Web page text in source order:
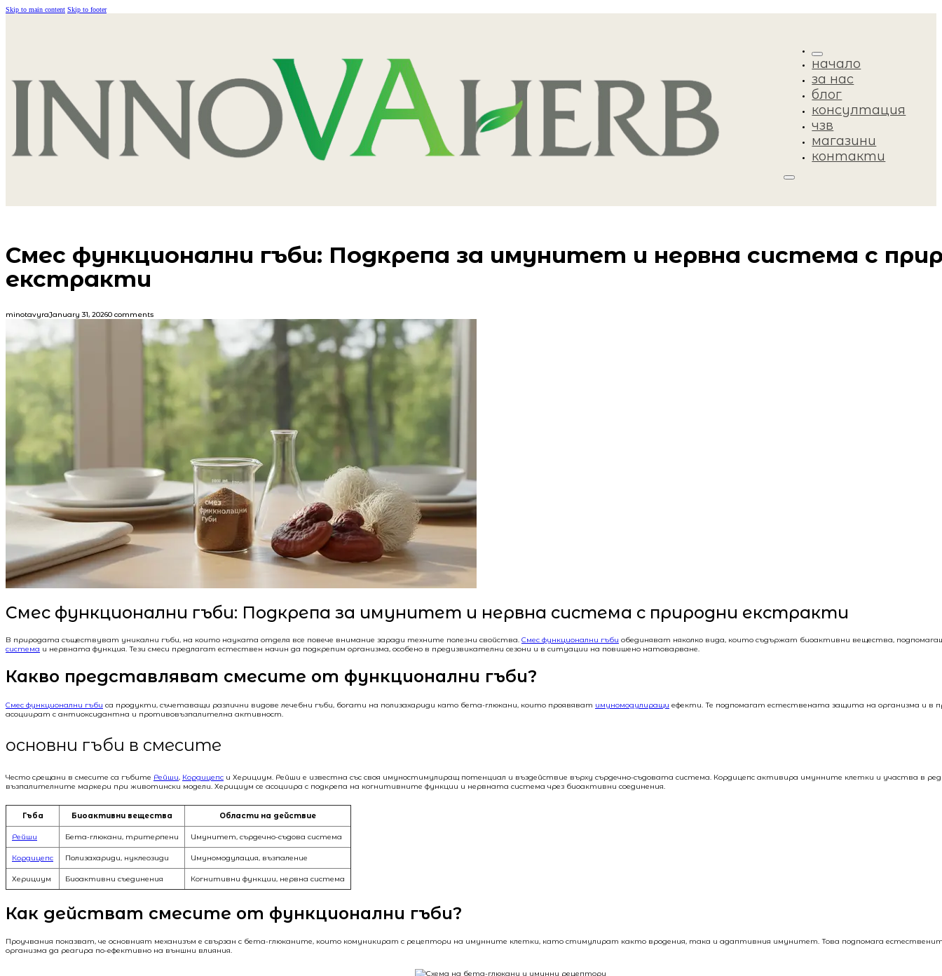
Skip to main content Skip to footer
начало
за нас
блог
консултация
чзв
магазини
контакти
Смес функционални гъби: Подкрепа за имунитет и нервна система с
екстракти
minotavyraJanuary 31, 20260 comments
Смес функционални гъби: Подкрепа за имунитет и нервна система с природни екстракти
В природата съществуват уникални гъби, на които науката отделя все повече внимание заради техните полезни свойства. Смес функционални гъби обединяват няколко вида, които съдържат биоактивни вещества,
система и нервната функция. Тези смеси предлагат естествен начин да подкрепим организма, особено в предизвикателни сезони и в ситуации на повишено натоварване.
Какво представляват смесите от функционални гъби?
Смес функционални гъби са продукти, съчетаващи различни видове лечебни гъби, богати на полизахариди като бета-глюкани, които проявяват имуномодулиращи ефекти. Те подпомагат естествената защита на организма и в
асоциират с антиоксидантна и противовъзпалителна активност.
основни гъби в смесите
Често срещани в смесите са гъбите Рейши, Кордицепс и Херициум. Рейши е известна със своя имуностимулиращ потенциал и въздействие върху сърдечно-съдовата система. Кордицепс активира имунните клетки и участва в
възпалителните маркери при животински модели. Херициум се асоциира с подкрепа на когнитивните функции и нервната система чрез биоактивни соединения.
Гъба Биоактивни вещества Области на действие
Рейши Бета-глюкани, тритерпени Имунитет, сърдечно-съдова система
Кордицепс Полизахариди, нуклеозиди Имуномодулация, възпаление
Херициум Биоактивни съединения Когнитивни функции, нервна система
Как действат смесите от функционални гъби?
Проучвания показват, че основният механизъм е свързан с бета-глюканите, които комуникират с рецептори на имунните клетки, като стимулират както вродения, така и адаптивния имунитет. Това подпомага
организма да реагира по-ефективно на външни влияния.